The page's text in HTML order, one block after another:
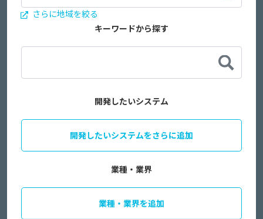
さらに地域を絞る
キーワードから探す
開発したいシステム
開発したいシステムをさらに追加
業種・業界
業種・業界を追加